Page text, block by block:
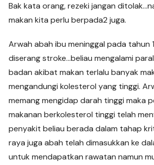
Bak kata orang, rezeki jangan
makan kita perlu berpada2 juga.
Arwah abah ibu meninggal pada tahun
diserang stroke…beliau mengalami
badan akibat makan terlalu banyak
mengandungi kolesterol yang tinggi.
memang mengidap darah tinggi maka
makanan berkolesterol tinggi telah
penyakit beliau berada dalam tahap
raya juga abah telah dimasukkan ke
untuk mendapatkan rawatan namun